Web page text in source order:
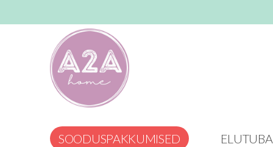
SOODUSPAKKUMISED ELUTUBA